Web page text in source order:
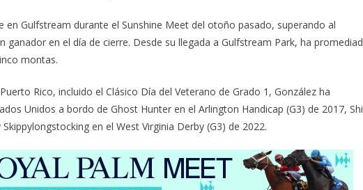
Gulfstream durante el Sunshine Meet del otoño pasado, superando al
ganador en el día de cierre. Desde su llegada a Gulfstream Park, ha
montas.
Rico, incluido el Clásico Día del Veterano de Grado 1, González ha
Unidos a bordo de Ghost Hunter en el Arlington Handicap (G3) de 2017,
en el West Virginia Derby (G3) de 2022.